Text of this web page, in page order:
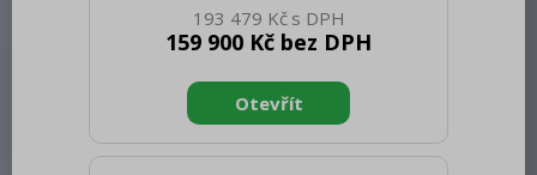
netto [mm]: 900 Hmotnost netto [kg]:
110.00 Šířka brutto [mm]: 830 Hloubka
1110 Hmotnost brutto [kg]: 126.00 Typ
spotřebiče: Plynové zařízení Konstruční
typ zařízení: S podestavbou Příkon
193 479 Kč
159 900 Kč bez DPH